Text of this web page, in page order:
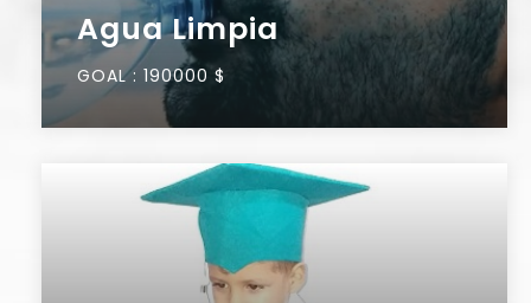
Agua Limpia
GOAL : 190000 $